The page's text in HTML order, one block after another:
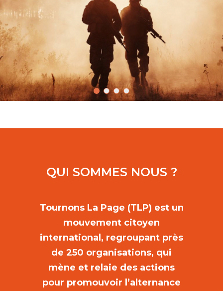
QUI SOMMES NOUS ?
Tournons La Page (TLP) est un
mouvement citoyen
international, regroupant près
de 250 organisations, qui
mène et relaie des actions
pour promouvoir l’alternance